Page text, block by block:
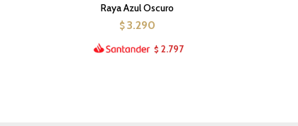
Raya Azul Oscuro
$ 3.290
$ 2.797